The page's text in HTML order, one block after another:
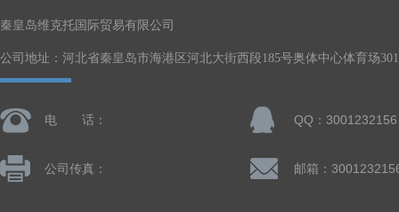
秦皇岛维克托国际贸易有限公司
公司地址：河北省秦皇岛市海港区河北大街西段185号奥体中心体育场
电 话： QQ：3001232156
公司传真： 邮箱：